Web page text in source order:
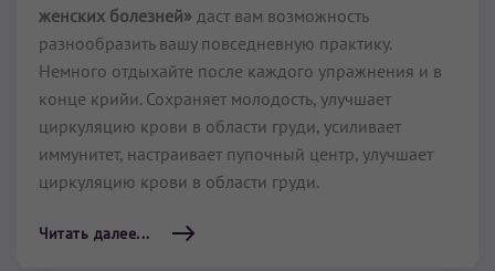
женских болезней» даст вам возможность
разнообразить вашу повседневную практику.
Немного отдыхайте после каждого упражнения и в
конце крийи. Сохраняет молодость, улучшает
циркуляцию крови в области груди, усиливает
иммунитет, настраивает пупочный центр, улучшает
циркуляцию крови в области груди.
Читать далее...